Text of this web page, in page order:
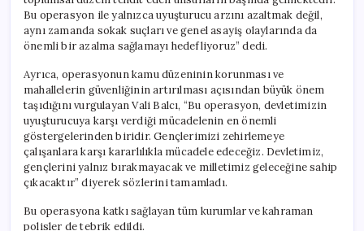
Bu operasyon ile yalnızca uyuşturucu arzını azaltmak değil,
aynı zamanda sokak suçları ve genel asayiş olaylarında da
önemli bir azalma sağlamayı hedefliyoruz” dedi.
Ayrıca, operasyonun kamu düzeninin korunması ve
mahallelerin güvenliğinin artırılması açısından büyük önem
taşıdığını vurgulayan Vali Balcı, “Bu operasyon, devletimizin
uyuşturucuya karşı verdiği mücadelenin en önemli
göstergelerinden biridir. Gençlerimizi zehirlemeye
çalışanlara karşı kararlılıkla mücadele edeceğiz. Devletimiz,
gençlerini yalnız bırakmayacak ve milletimiz geleceğine sahip
çıkacaktır” diyerek sözlerini tamamladı.
Bu operasyona katkı sağlayan tüm kurumlar ve kahraman
polisler de tebrik edildi.